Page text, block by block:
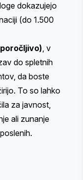
dokazujejo
(do 1.500
, v
do spletnih
da boste
To so lahko
za javnost,
ali zunanje